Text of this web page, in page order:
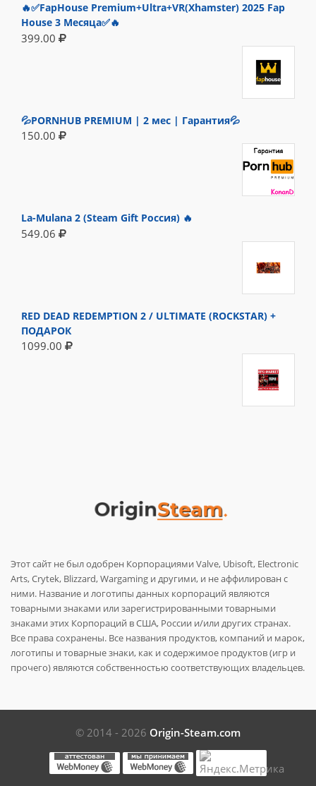
🔥✅FapHouse Premium+Ultra+VR(Xhamster) 2025 Fap
House 3 Месяца✅🔥
399.00
💦PORNHUB PREMIUM | 2 мес | Гарантия💦
150.00
La-Mulana 2 (Steam Gift Россия) 🔥
549.06
RED DEAD REDEMPTION 2 / ULTIMATE (ROCKSTAR) +
ПОДАРОК
1099.00
Этот сайт не был одобрен Корпорациями Valve, Ubisoft, Electronic
Arts, Crytek, Blizzard, Wargaming и другими, и не аффилирован с
ними. Название и логотипы данных корпораций являются
товарными знаками или зарегистрированными товарными
знаками этих Корпораций в США, России и/или других странах.
Все права сохранены. Все названия продуктов, компаний и марок,
логотипы и товарные знаки, как и содержимое продуктов (игр и
прочего) являются собственностью соответствующих владельцев.
© 2014 - 2026 Origin-Steam.com